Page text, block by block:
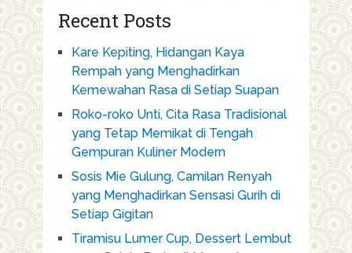
Recent Posts
Kare Kepiting, Hidangan Kaya
Rempah yang Menghadirkan
Kemewahan Rasa di Setiap Suapan
Roko-roko Unti, Cita Rasa Tradisional
yang Tetap Memikat di Tengah
Gempuran Kuliner Modern
Sosis Mie Gulung, Camilan Renyah
yang Menghadirkan Sensasi Gurih di
Setiap Gigitan
Tiramisu Lumer Cup, Dessert Lembut